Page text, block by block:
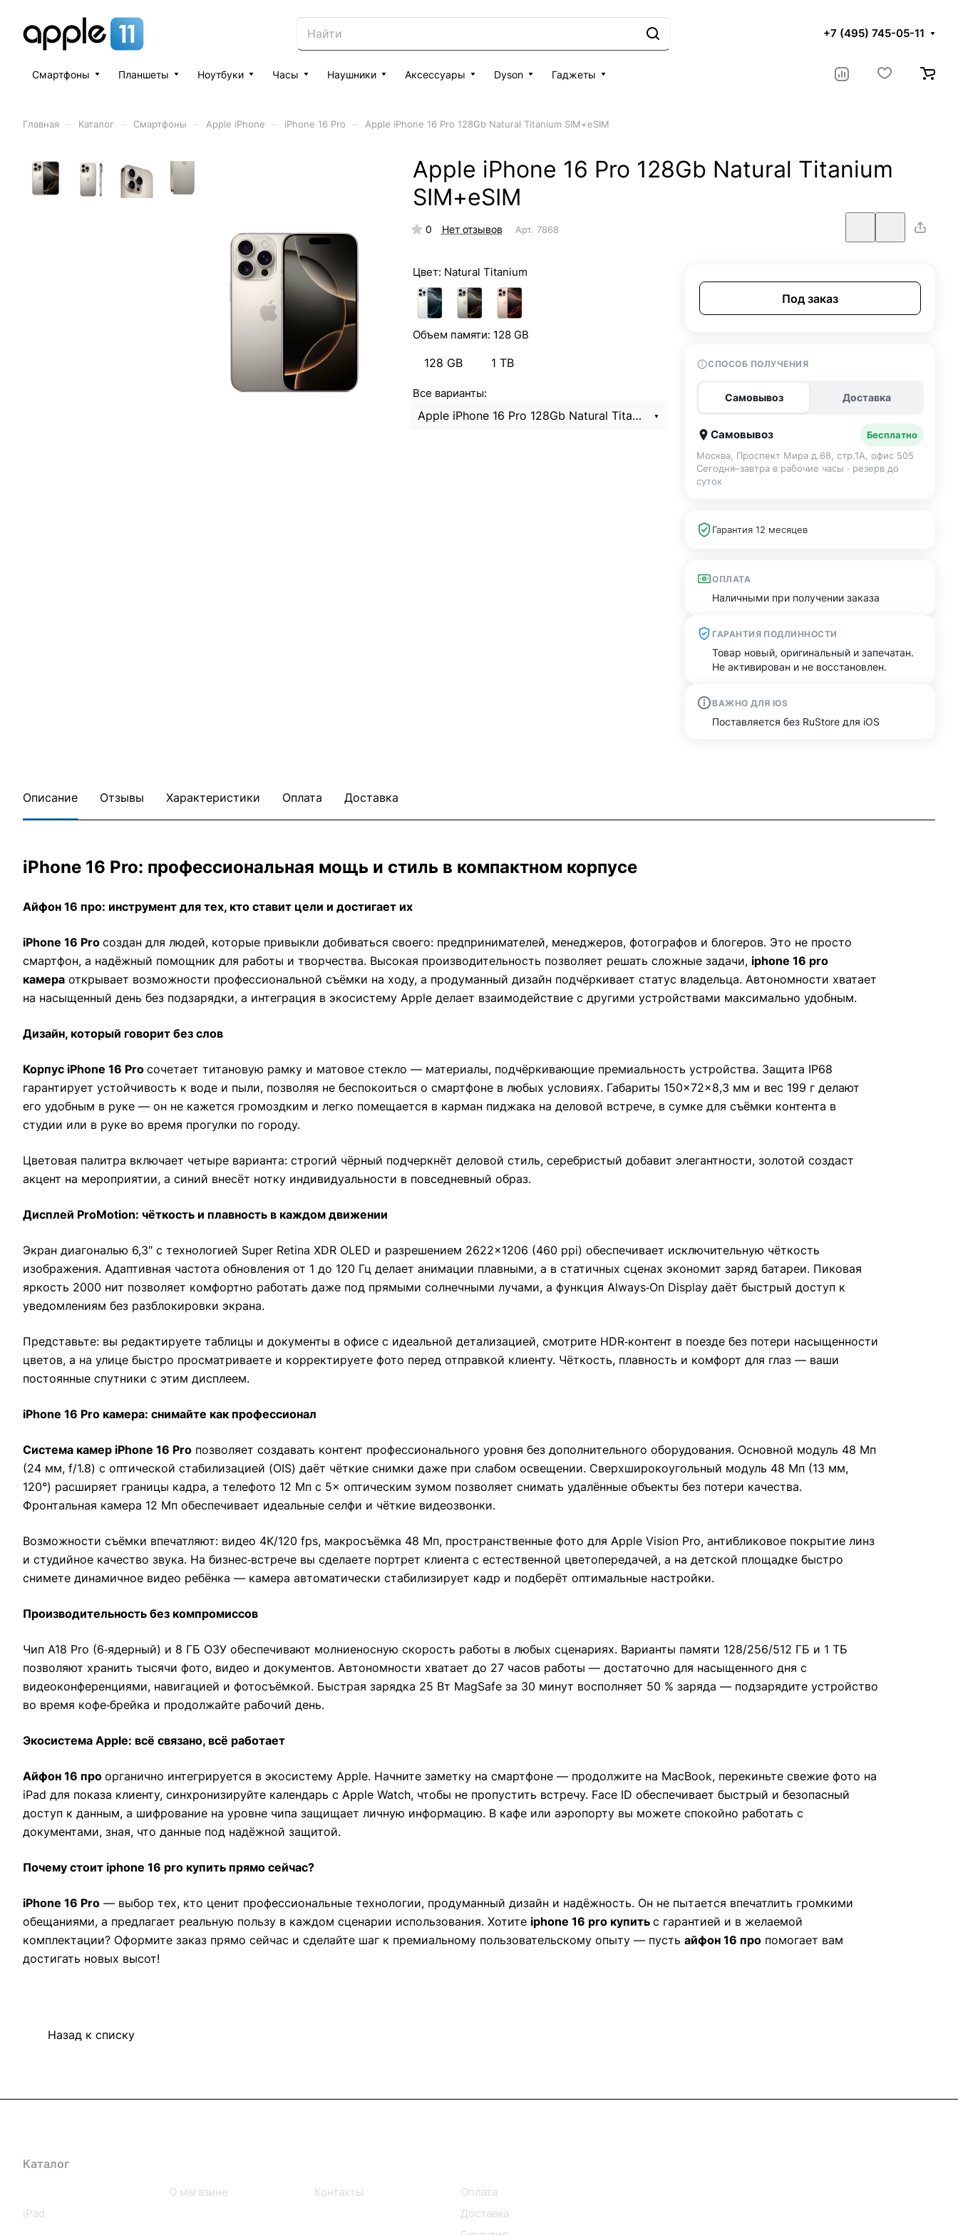
+7 (495) 745-05-11
Смартфоны Планшеты Ноутбуки Часы Наушники Аксессуары Dyson Гаджеты
Главная Каталог Смартфоны Apple iPhone iPhone 16 Pro Apple iPhone 16 Pro 128Gb Natural Titanium SIM+eSIM
Apple iPhone 16 Pro 128Gb Natural Titanium
SIM+eSIM
0 Нет отзывов Арт. 7868
Цвет: Natural Titanium
Объем памяти: 128 GB
128 GB 1 TB
Все варианты:
Apple iPhone 16 Pro 128Gb Natural Titanium SIM+eSIM
Под заказ
СПОСОБ ПОЛУЧЕНИЯ
Самовывоз Доставка
Самовывоз
Бесплатно
Москва, Проспект Мира д.68, стр.1А, офис 505
Сегодня–завтра в рабочие часы · резерв до
суток
Гарантия 12 месяцев
ОПЛАТА
Наличными при получении заказа
ГАРАНТИЯ ПОДЛИННОСТИ
Товар новый, оригинальный и запечатан.
Не активирован и не восстановлен.
ВАЖНО ДЛЯ IOS
Поставляется без RuStore для iOS
Описание Отзывы Характеристики Оплата Доставка
iPhone 16 Pro: профессиональная мощь и стиль в компактном корпусе
Айфон 16 про: инструмент для тех, кто ставит цели и достигает их
iPhone 16 Pro создан для людей, которые привыкли добиваться своего: предпринимателей, менеджеров, фотографов и блогеров. Это не просто
смартфон, а надёжный помощник для работы и творчества. Высокая производительность позволяет решать сложные задачи, iphone 16 pro
камера открывает возможности профессиональной съёмки на ходу, а продуманный дизайн подчёркивает статус владельца. Автономности хватает
на насыщенный день без подзарядки, а интеграция в экосистему Apple делает взаимодействие с другими устройствами максимально удобным.
Дизайн, который говорит без слов
Корпус iPhone 16 Pro сочетает титановую рамку и матовое стекло — материалы, подчёркивающие премиальность устройства. Защита IP68
гарантирует устойчивость к воде и пыли, позволяя не беспокоиться о смартфоне в любых условиях. Габариты 150×72×8,3 мм и вес 199 г делают
его удобным в руке — он не кажется громоздким и легко помещается в карман пиджака на деловой встрече, в сумке для съёмки контента в
студии или в руке во время прогулки по городу.
Цветовая палитра включает четыре варианта: строгий чёрный подчеркнёт деловой стиль, серебристый добавит элегантности, золотой создаст
акцент на мероприятии, а синий внесёт нотку индивидуальности в повседневный образ.
Дисплей ProMotion: чёткость и плавность в каждом движении
Экран диагональю 6,3″ с технологией Super Retina XDR OLED и разрешением 2622×1206 (460 ppi) обеспечивает исключительную чёткость
изображения. Адаптивная частота обновления от 1 до 120 Гц делает анимации плавными, а в статичных сценах экономит заряд батареи. Пиковая
яркость 2000 нит позволяет комфортно работать даже под прямыми солнечными лучами, а функция Always‑On Display даёт быстрый доступ к
уведомлениям без разблокировки экрана.
Представьте: вы редактируете таблицы и документы в офисе с идеальной детализацией, смотрите HDR‑контент в поезде без потери насыщенности
цветов, а на улице быстро просматриваете и корректируете фото перед отправкой клиенту. Чёткость, плавность и комфорт для глаз — ваши
постоянные спутники с этим дисплеем.
iPhone 16 Pro камера: снимайте как профессионал
Система камер iPhone 16 Pro позволяет создавать контент профессионального уровня без дополнительного оборудования. Основной модуль 48 Мп
(24 мм, f/1.8) с оптической стабилизацией (OIS) даёт чёткие снимки даже при слабом освещении. Сверхширокоугольный модуль 48 Мп (13 мм,
120°) расширяет границы кадра, а телефото 12 Мп с 5× оптическим зумом позволяет снимать удалённые объекты без потери качества.
Фронтальная камера 12 Мп обеспечивает идеальные селфи и чёткие видеозвонки.
Возможности съёмки впечатляют: видео 4K/120 fps, макросъёмка 48 Мп, пространственные фото для Apple Vision Pro, антибликовое покрытие линз
и студийное качество звука. На бизнес‑встрече вы сделаете портрет клиента с естественной цветопередачей, а на детской площадке быстро
снимете динамичное видео ребёнка — камера автоматически стабилизирует кадр и подберёт оптимальные настройки.
Производительность без компромиссов
Чип A18 Pro (6‑ядерный) и 8 ГБ ОЗУ обеспечивают молниеносную скорость работы в любых сценариях. Варианты памяти 128/256/512 ГБ и 1 ТБ
позволяют хранить тысячи фото, видео и документов. Автономности хватает до 27 часов работы — достаточно для насыщенного дня с
видеоконференциями, навигацией и фотосъёмкой. Быстрая зарядка 25 Вт MagSafe за 30 минут восполняет 50 % заряда — подзарядите устройство
во время кофе‑брейка и продолжайте рабочий день.
Экосистема Apple: всё связано, всё работает
Айфон 16 про органично интегрируется в экосистему Apple. Начните заметку на смартфоне — продолжите на MacBook, перекиньте свежие фото на
iPad для показа клиенту, синхронизируйте календарь с Apple Watch, чтобы не пропустить встречу. Face ID обеспечивает быстрый и безопасный
доступ к данным, а шифрование на уровне чипа защищает личную информацию. В кафе или аэропорту вы можете спокойно работать с
документами, зная, что данные под надёжной защитой.
Почему стоит iphone 16 pro купить прямо сейчас?
iPhone 16 Pro — выбор тех, кто ценит профессиональные технологии, продуманный дизайн и надёжность. Он не пытается впечатлить громкими
обещаниями, а предлагает реальную пользу в каждом сценарии использования. Хотите iphone 16 pro купить с гарантией и в желаемой
комплектации? Оформите заказ прямо сейчас и сделайте шаг к премиальному пользовательскому опыту — пусть айфон 16 про помогает вам
достигать новых высот!
Назад к списку
Каталог
iPad
О магазине Контакты
Оплата
Доставка